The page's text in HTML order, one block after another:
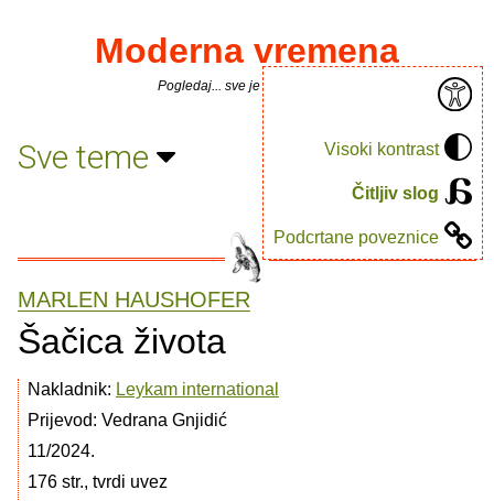
Visoki kontrast
Čitljiv slog
Podcrtane poveznice
Moderna vremena
Pogledaj... sve je puno knjiga.
Sve teme
MARLEN HAUSHOFER
Šačica života
Nakladnik: Leykam international
Prijevod: Vedrana Gnjidić
11/2024.
176 str., tvrdi uvez